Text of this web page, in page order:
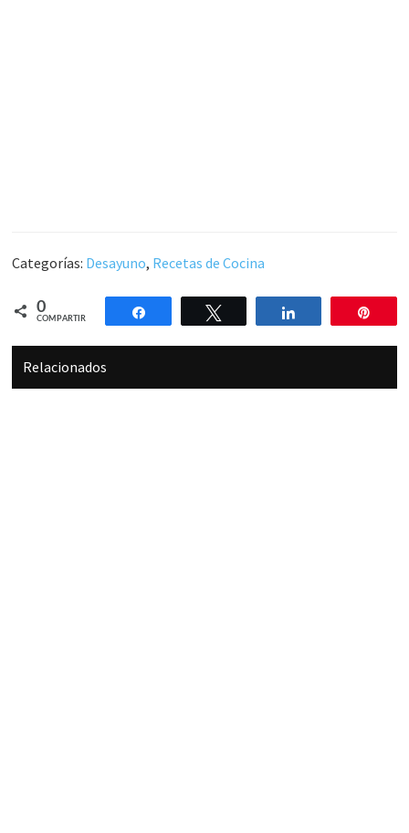
Categorías: Desayuno, Recetas de Cocina
0
COMPARTIR
Compartir Compartir
Relacionados